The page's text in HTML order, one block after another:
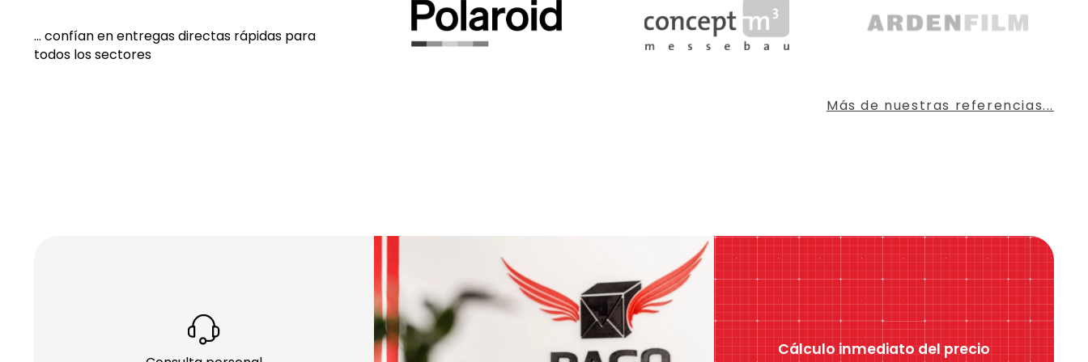
... confían en entregas directas rápidas para
todos los sectores
Más de nuestras referencias...
Cálculo inmediato del precio